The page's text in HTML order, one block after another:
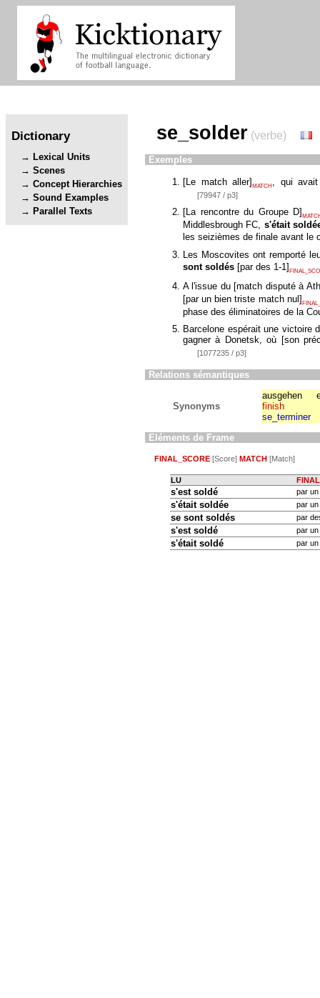
Dictionary
Lexical Units
Scenes
Concept Hierarchies
Sound Examples
Parallel Texts
se_solder (verbe)
Exemples
[Le match aller]MATCH , qui
[79947 / p3]
[La rencontre du Groupe D]
Middlesbrough FC, s'était
les seizièmes de finale avant le
Les Moscovites ont remporté
sont soldés [par des 1-1]
A l'issue du [match disputé à
[par un bien triste match nul ]
phase des éliminatoires de la
Barcelone espérait une victoire
gagner à Donetsk, où [son
[1077235 / p3]
Relations sémantiques
Synonyms
ausgehen
finish
se_terminer
Eléments de Frame
FINAL_SCORE [Score] MATCH [Match]
LU
s'est soldé par un
s'était soldée par un
se sont soldés par
s'est soldé par
s'était soldé par